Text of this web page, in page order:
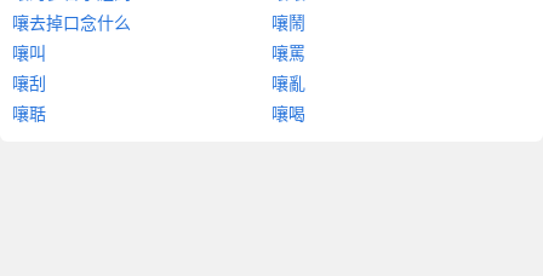
嚷去掉口念什么
嚷鬧
嚷叫
嚷罵
嚷刮
嚷亂
嚷聒
嚷喝